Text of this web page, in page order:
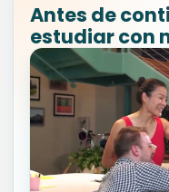
Antes de
estudiar con